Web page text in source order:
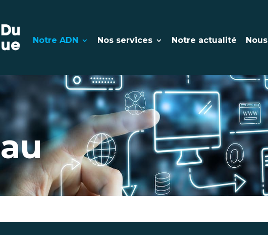
Notre ADN Nos services Notre actualité
Aucun résultat trouvé pour les critères choisis !